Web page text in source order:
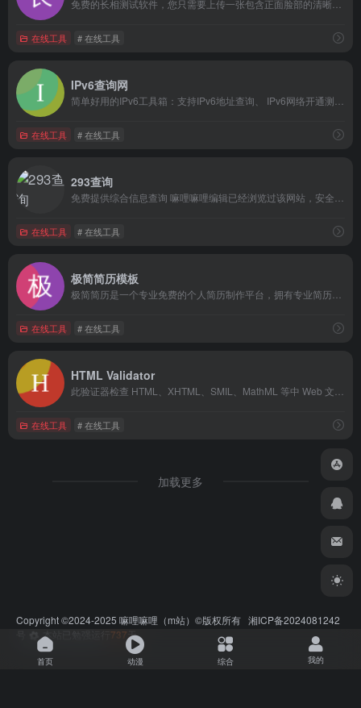
在线工具 # 在线工具
IPv6查询网
在线工具 # 在线工具
293查询
在线工具 # 在线工具
极简简历模板
在线工具 # 在线工具
HTML Validator
在线工具 # 在线工具
加载更多
Copyright ©2024-2025 嘛哩嘛哩 （m站）©版权所有 湘ICP备2024081242
本站已勉强运行 737天
首页 动漫 综合 我的